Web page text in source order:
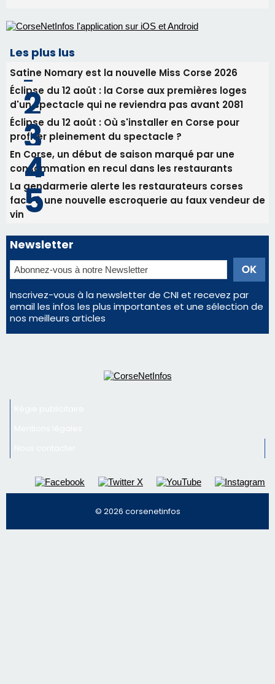
profiter pleinement du spectacle ?
consommation en recul dans les restaurants
La gendarmerie alerte les restaurateurs corses
face à une nouvelle escroquerie au faux vendeur de
vin
Newsletter
Inscrivez-vous à la newsletter de CNI et recevez par
email les infos les plus importantes et une sélection de
nos meilleurs articles
Régie publicitaire
Mentions légales
Nous contacter